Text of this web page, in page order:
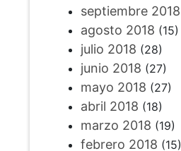
septiembre 2018
agosto 2018 (15)
julio 2018 (28)
junio 2018 (27)
mayo 2018 (27)
abril 2018 (18)
marzo 2018 (19)
febrero 2018 (15)